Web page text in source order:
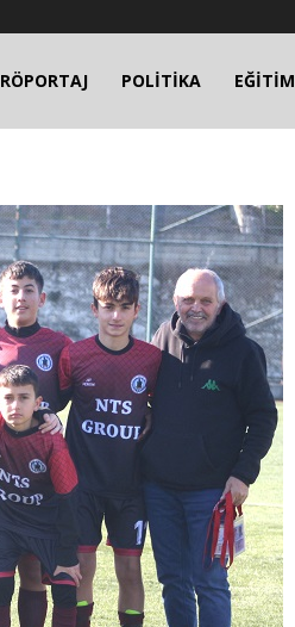
RÖPORTAJ POLİTİKA EĞİTİM